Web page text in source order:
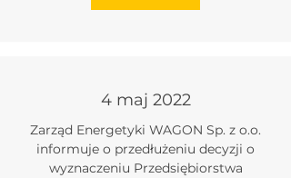
4 maj 2022
Zarząd Energetyki WAGON Sp. z o.o.
informuje o przedłużeniu decyzji o
wyznaczeniu Przedsiębiorstwa